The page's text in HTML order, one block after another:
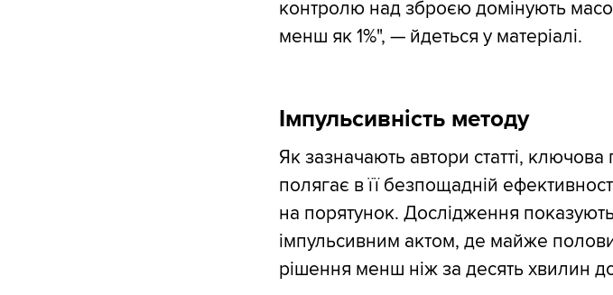
контролю над зброєю домінують
менш як 1%", — йдеться у матеріалі.
Імпульсивність методу
Як зазначають автори статті,
полягає в її безпощадній
на порятунок. Дослідження
імпульсивним актом, де майже
рішення менш ніж за десять хвилин